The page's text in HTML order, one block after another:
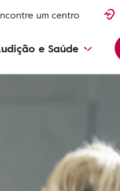
um centro
e Saúde